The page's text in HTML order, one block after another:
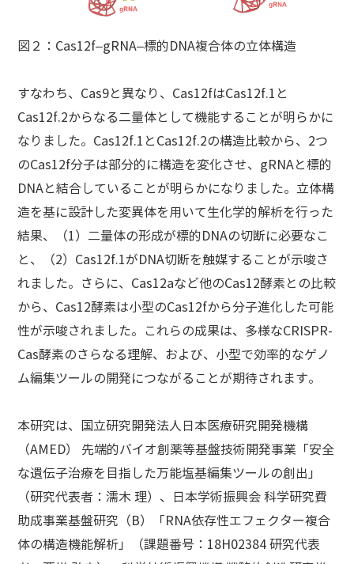
図２：Cas12f–gRNA–標的DNA複合体の立体構造
すなわち、Cas9と異なり、Cas12fはCas12f.1と
Cas12f.2からなる二量体として機能することが明らかに
なりました。Cas12f.1とCas12f.2の構造比較から、2つ
のCas12f分子は部分的に構造を変化させ、gRNAと標的
DNAと結合していることが明らかになりました。立体構
造を基に設計した変異体を用いて生化学的解析を行った
結果、（1）二量体の形成が標的DNAの切断に必要なこ
と、（2）Cas12f.1がDNA切断を触媒することが示唆さ
れました。さらに、Cas12aなど他のCas12酵素との比較
から、Cas12酵素は小型のCas12fから分子進化した可能
性が示唆されました。これらの成果は、多様なCRISPR-
Cas酵素のさらなる理解、および、小型で効率的なゲノ
ム編集ツールの開発につながることが期待されます。
本研究は、国立研究開発法人日本医療研究開発機構
（AMED） 先端的バイオ創薬等基盤技術開発事業「安全
な遺伝子治療を目指した万能塩基編集ツールの創出」
（研究代表者：濡木 理）、日本学術振興会 科学研究費
助成事業基盤研究（B）「RNA依存性エフェクター複合
体の構造機能解析」（課題番号：18H02384 研究代表